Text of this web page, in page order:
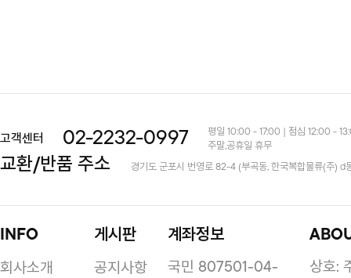
고객센터 02-2232-0997
평일 10:00 - 17:00 | 점심 12:00 -
주말,공휴일 휴무
교환/반품 주소 경기도 군포시 번영로 82-4 (부곡동, 한국복합물류(주) d
INFO
회사소개
게시판
공지사항
계좌정보
국민 807501-04-
상호: